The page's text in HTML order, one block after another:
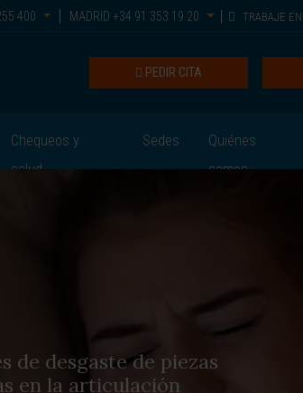
400 MADRID +34 91 353 19 20 TRABAJE
PEDIR CITA
Chequeos y
salud
Sedes
Quiénes
somos
de desgaste de piezas
en la articulación